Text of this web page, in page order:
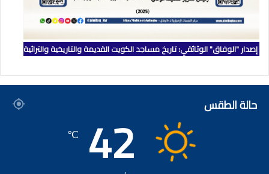
إصدار "الوفاق" الوثائقي: تاريخ مساجد الكويت القديمة والتاريخية والتراثية
حالة الطقس 42
℃